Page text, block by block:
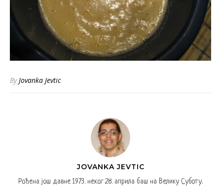
ByJovanka Jevtic
JOVANKA JEVTIC
Рођена још давне 1973. неког 28. априла баш на Велику Суботу.